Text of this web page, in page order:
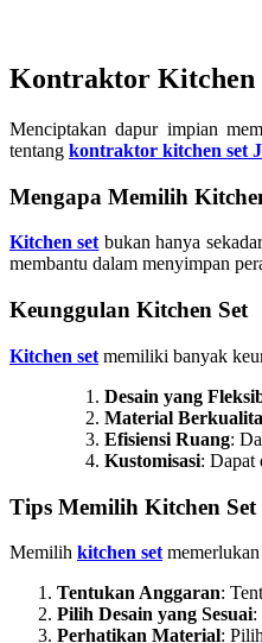
Kontraktor Kitchen
Menciptakan dapur impian
tentang kontraktor kitchen set
Mengapa Memilih
Kitchen set bukan hanya
membantu dalam menyimpan
Keunggulan Kitchen Set
Kitchen set memiliki banyak
Desain yang
Material
Efisiensi Ruang:
Kustomisasi: Dapat
Tips Memilih Kitchen Set
Memilih kitchen set
Tentukan Anggaran:
Pilih Desain yang Sesuai:
Perhatikan Material: